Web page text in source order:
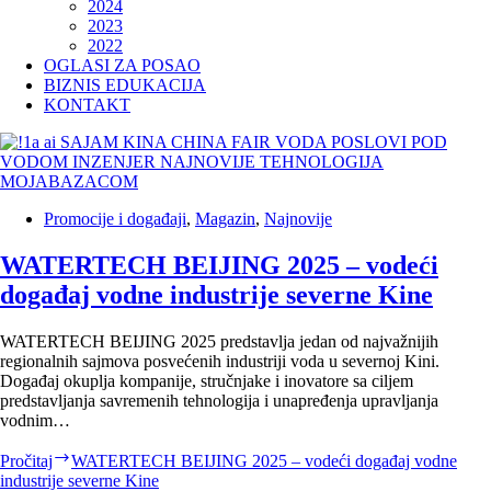
2024
2023
2022
OGLASI ZA POSAO
BIZNIS EDUKACIJA
KONTAKT
Promocije i događaji, Magazin, Najnovije
WATERTECH BEIJING 2025 – vodeći
događaj vodne industrije severne Kine
WATERTECH BEIJING 2025 predstavlja jedan od najvažnijih
regionalnih sajmova posvećenih industriji voda u severnoj Kini.
Događaj okuplja kompanije, stručnjake i inovatore sa ciljem
predstavljanja savremenih tehnologija i unapređenja upravljanja
vodnim…
Pročitaj
WATERTECH BEIJING 2025 – vodeći događaj vodne
industrije severne Kine